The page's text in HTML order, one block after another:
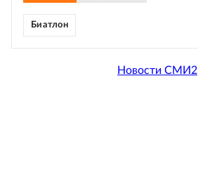
Биатлон
Новости СМИ2